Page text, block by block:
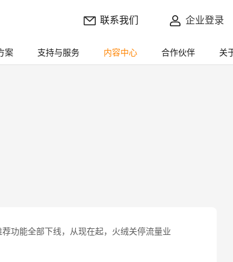
联系我们 企业登录
案 支持与服务 内容中心 合作伙伴 关
功能全部下线，从现在起，火绒关停流量业